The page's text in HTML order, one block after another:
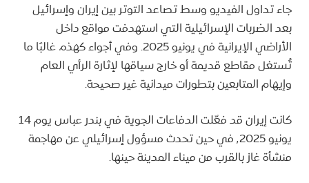
جاء تداول الفيديو وسط تصاعد التوتر بين إيران وإسرائيل
بعد الضربات الإسرائيلية التي استهدفت مواقع داخل
الأراضي الإيرانية في يونيو 2025. وفي أجواء كهذه، غالبًا ما
تُستغل مقاطع قديمة أو خارج سياقها لإثارة الرأي العام
وإيهام المتابعين بتطورات ميدانية غير صحيحة.
كانت إيران قد فعّلت الدفاعات الجوية في بندر عباس يوم 14
يونيو ٬2025 في حين تحدث مسؤول إسرائيلي عن مهاجمة
منشأة غاز بالقرب من ميناء المدينة حينها.